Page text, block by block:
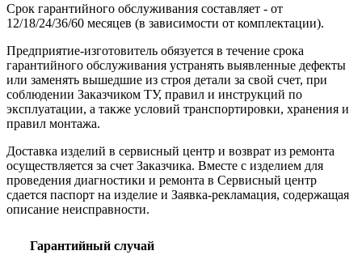
Срок гарантийного обслуживания составляет - от
12/18/24/36/60 месяцев (в зависимости от комплектации).
Предприятие-изготовитель обязуется в течение срока
гарантийного обслуживания устранять выявленные дефекты
или заменять вышедшие из строя детали за свой счет, при
соблюдении Заказчиком ТУ, правил и инструкций по
эксплуатации, а также условий транспортировки, хранения и
правил монтажа.
Доставка изделий в сервисный центр и возврат из ремонта
осуществляется за счет Заказчика. Вместе с изделием для
проведения диагностики и ремонта в Сервисный центр
сдается паспорт на изделие и Заявка-рекламация, содержащая
описание неисправности.
Гарантийный случай